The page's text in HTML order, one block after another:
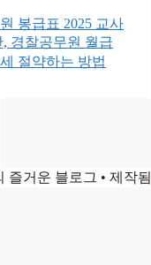
봉급표 2025 교사
경찰공무원 월급
절약하는 방법
즐거운 블로그 • 제작됨